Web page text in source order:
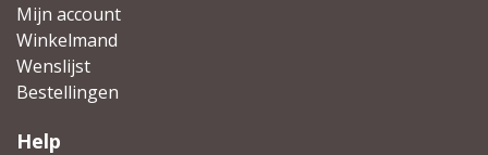
Mijn account
Winkelmand
Wenslijst
Bestellingen
Help